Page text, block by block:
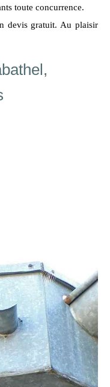
toute concurrence.
devis gratuit. Au plaisir